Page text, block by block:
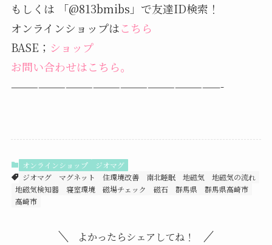
もしくは 「@813bmibs」で友達ID検索！
オンラインショップはこちら
BASE； ショップ
お問い合わせはこちら。
———————————————————————-
オンラインショップ
ジオマグ
ジオマグ
マグネット 住環境改善 南北睡眠 地磁気
地磁気の流れ
地磁気検知器
寝室環境 磁場チェック 磁石 群馬県
群馬県高崎市
高崎市
よかったらシェアしてね！